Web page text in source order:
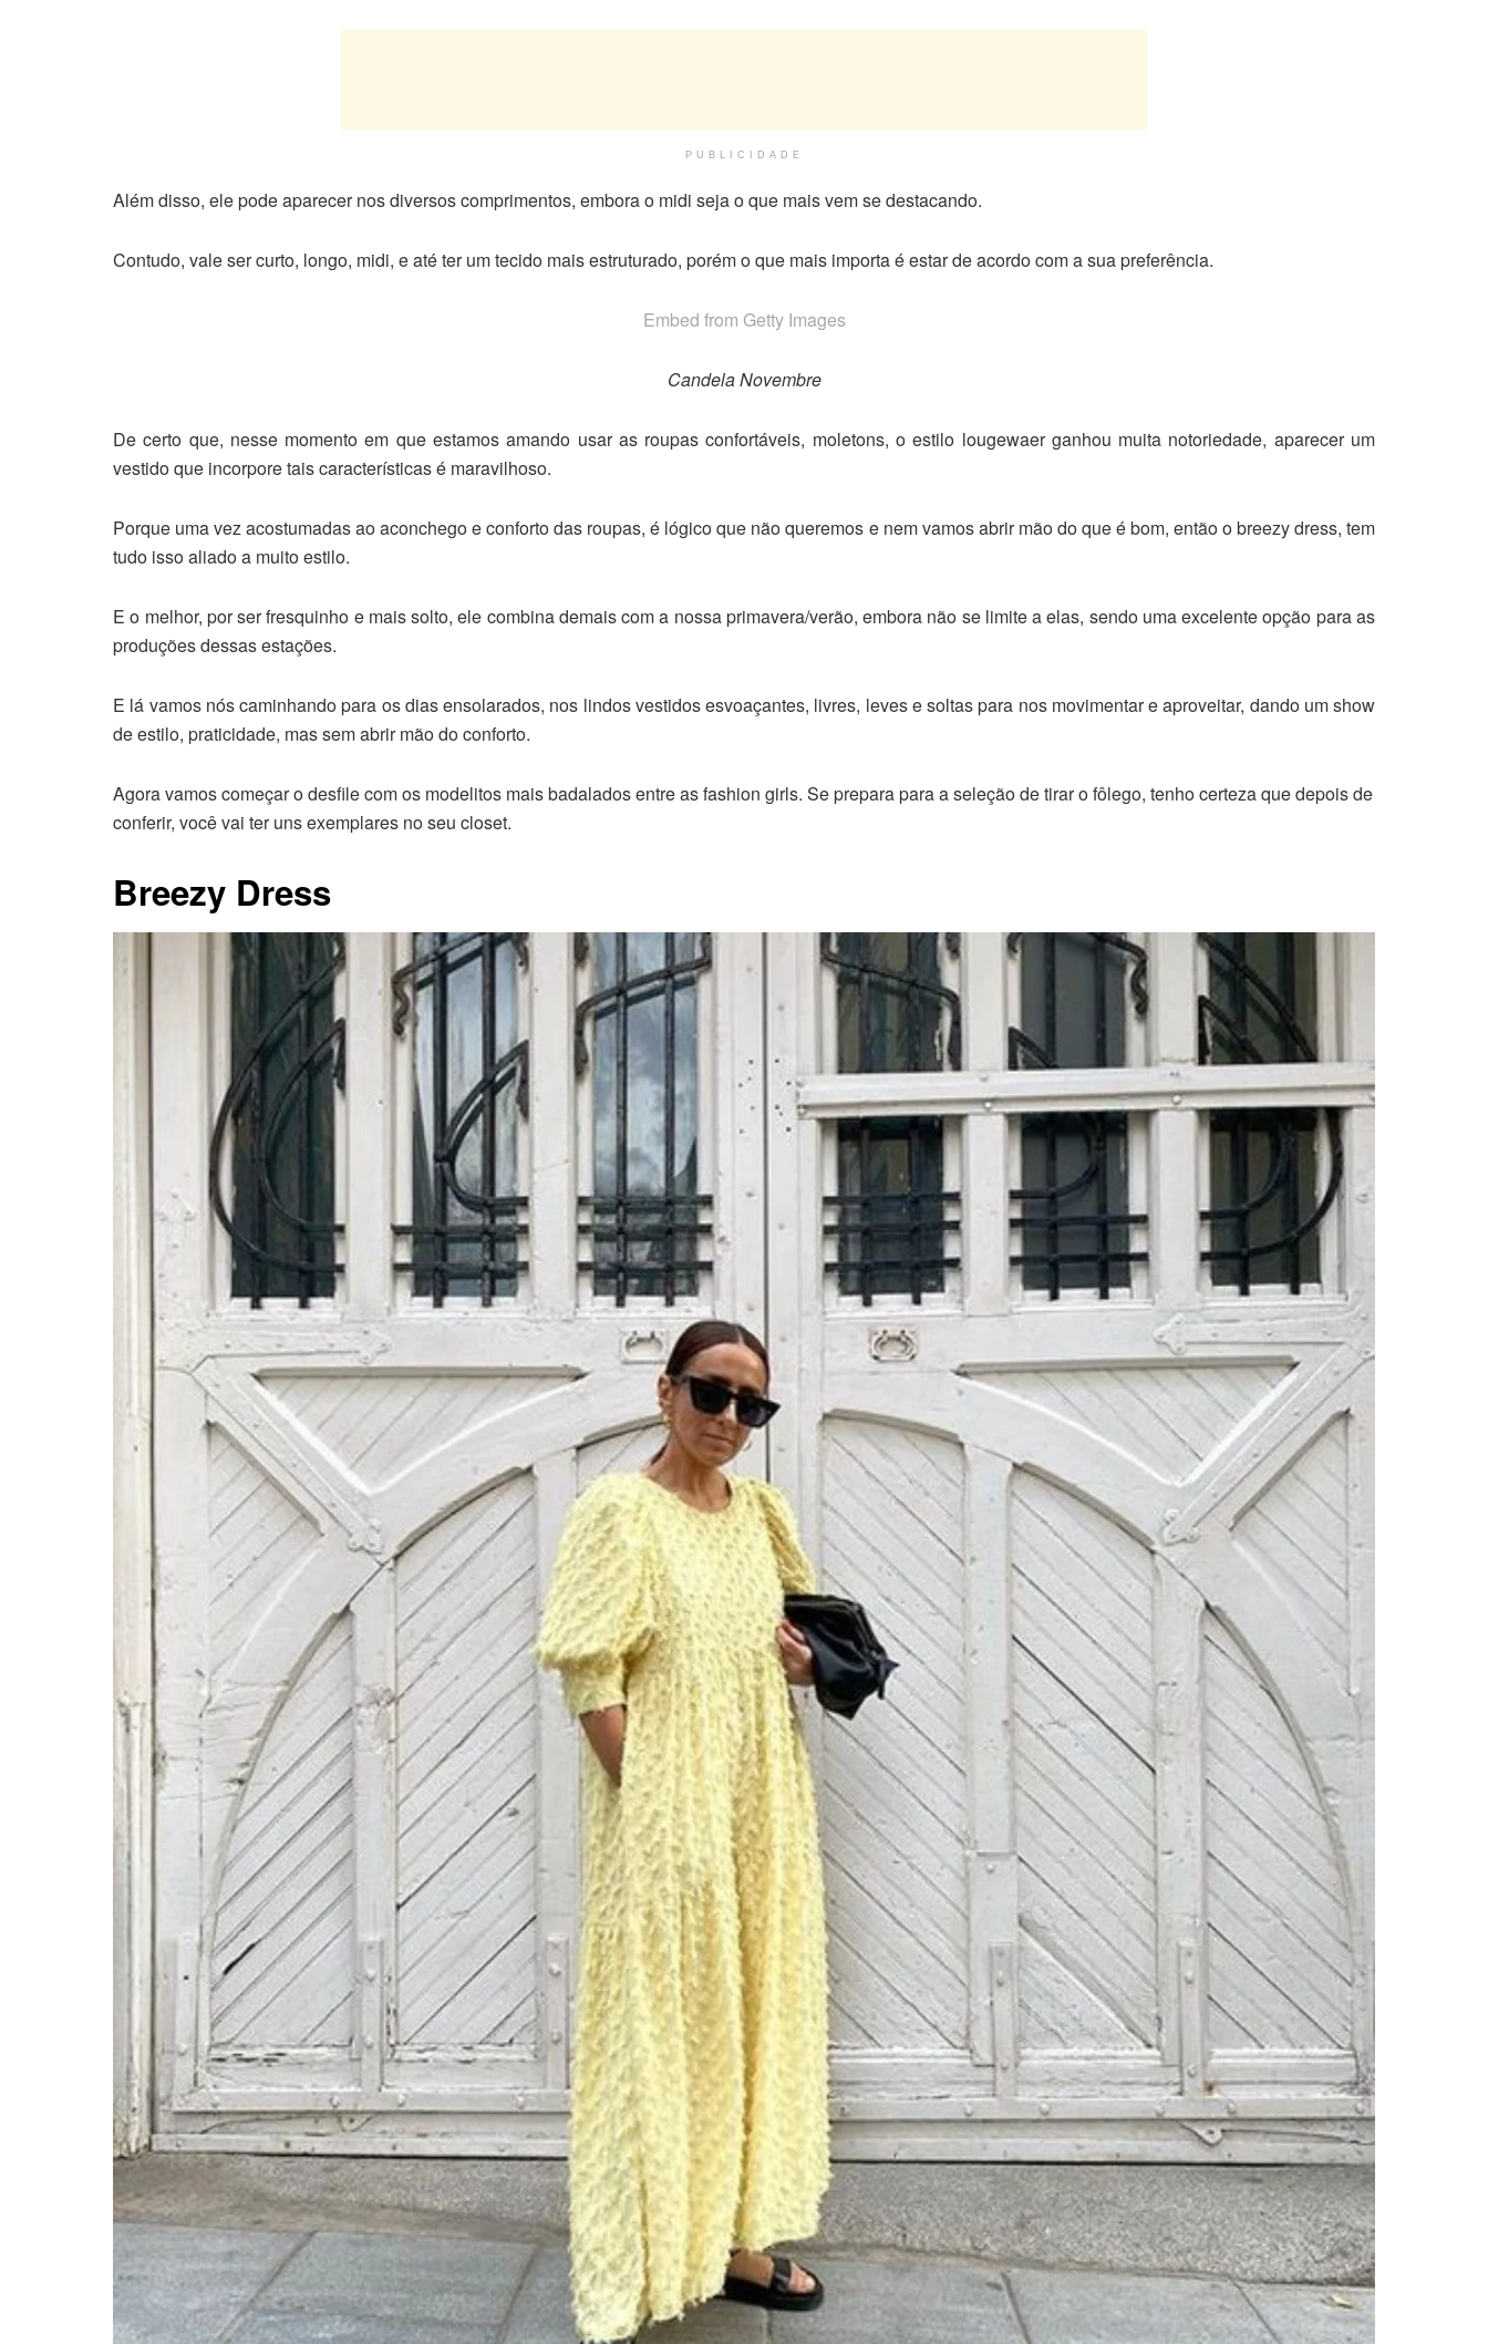
PUBLICIDADE
Além disso, ele pode aparecer nos diversos comprimentos, embora o midi seja o que mais vem se destacando.
Contudo, vale ser curto, longo, midi, e até ter um tecido mais estruturado, porém o que mais importa é estar de acordo com a sua preferência.
Embed from Getty Images
Candela Novembre
De certo que, nesse momento em que estamos amando usar as roupas confortáveis, moletons, o estilo lougewaer ganhou muita notoriedade, aparecer um
vestido que incorpore tais características é maravilhoso.
Porque uma vez acostumadas ao aconchego e conforto das roupas, é lógico que não queremos e nem vamos abrir mão do que é bom, então o breezy dress, tem
tudo isso aliado a muito estilo.
E o melhor, por ser fresquinho e mais solto, ele combina demais com a nossa primavera/verão, embora não se limite a elas, sendo uma excelente opção para as
produções dessas estações.
E lá vamos nós caminhando para os dias ensolarados, nos lindos vestidos esvoaçantes, livres, leves e soltas para nos movimentar e aproveitar, dando um show
de estilo, praticidade, mas sem abrir mão do conforto.
Agora vamos começar o desfile com os modelitos mais badalados entre as fashion girls. Se prepara para a seleção de tirar o fôlego, tenho certeza que depois de
conferir, você vai ter uns exemplares no seu closet.
Breezy Dress